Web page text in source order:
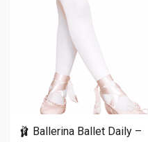
🩰 Ballerina Ballet Daily –